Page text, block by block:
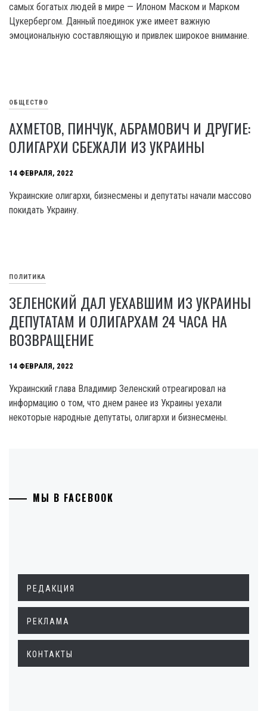
самых богатых людей в мире — Илоном Маском и Марком
Цукербергом. Данный поединок уже имеет важную
эмоциональную составляющую и привлек широкое внимание.
ОБЩЕСТВО
АХМЕТОВ, ПИНЧУК, АБРАМОВИЧ И ДРУГИЕ:
ОЛИГАРХИ СБЕЖАЛИ ИЗ УКРАИНЫ
14 ФЕВРАЛЯ, 2022
Украинские олигархи, бизнесмены и депутаты начали массово
покидать Украину.
ПОЛИТИКА
ЗЕЛЕНСКИЙ ДАЛ УЕХАВШИМ ИЗ УКРАИНЫ
ДЕПУТАТАМ И ОЛИГАРХАМ 24 ЧАСА НА
ВОЗВРАЩЕНИЕ
14 ФЕВРАЛЯ, 2022
Украинский глава Владимир Зеленский отреагировал на
информацию о том, что днем ранее из Украины уехали
некоторые народные депутаты, олигархи и бизнесмены.
МЫ В FACEBOOK
РЕДАКЦИЯ
РЕКЛАМА
КОНТАКТЫ